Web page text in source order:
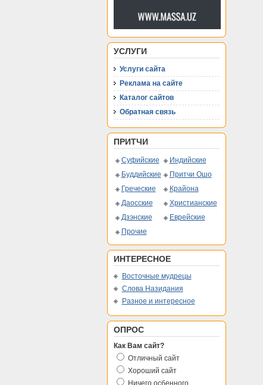
УСЛУГИ
Услуги сайта
Реклама на сайте
Каталог сайтов
Обратная связь
ПРИТЧИ
Суфийские
Индийские
Буддийские
Притчи Ошо
Греческие
Крайона
Даосские
Христианские
Дзэнские
Еврейские
Прочие
ИНТЕРЕСНОЕ
Восточные мудрецы
Слова Назидания
Разное и интересное
ОПРОС
Как Вам сайт?
Отличный сайт
Хороший сайт
Ничего осбенного